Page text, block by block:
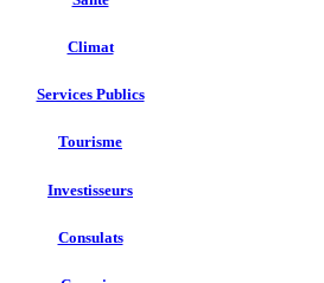
Climat
Services Publics
Tourisme
Investisseurs
Consulats